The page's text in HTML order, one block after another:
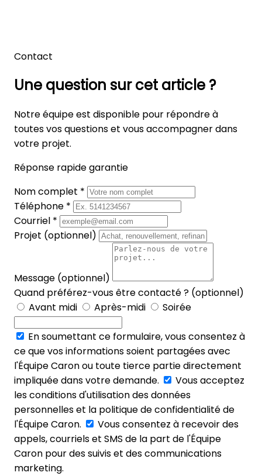
Contact
Une question sur cet article ?
Notre équipe est disponible pour répondre à
toutes vos questions et vous accompagner dans
votre projet.
Réponse rapide garantie
Nom complet *
Téléphone *
Courriel *
Projet (optionnel)
Message (optionnel)
Quand préférez-vous être contacté ? (optionnel)
Avant midi
Après-midi Soirée
En soumettant ce formulaire, vous consentez à
ce que vos informations soient partagées avec
l'Équipe Caron ou toute tierce partie directement
impliquée dans votre demande.
Vous acceptez
les conditions d'utilisation des données
personnelles et la politique de confidentialité de
l'Équipe Caron.
Vous consentez à recevoir des
appels, courriels et SMS de la part de l'Équipe
Caron pour des suivis et des communications
marketing.